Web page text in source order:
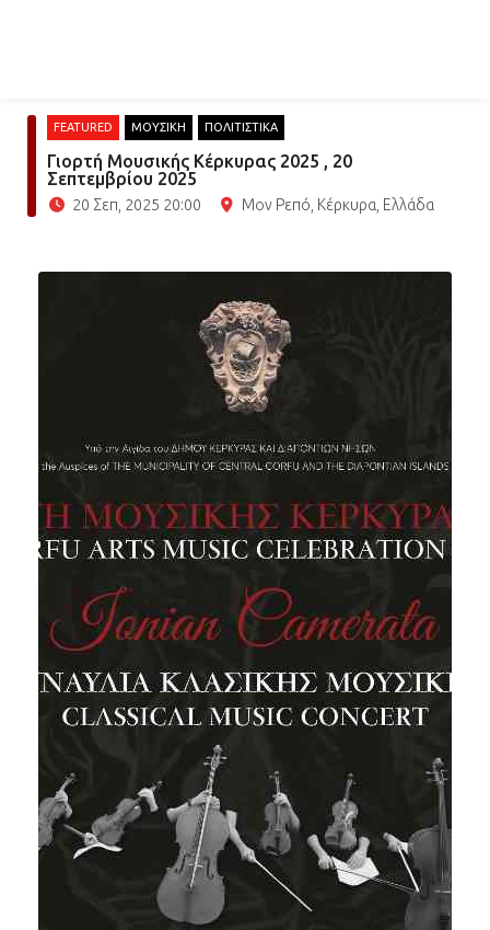
FEATURED ΜΟΥΣΙΚΗ ΠΟΛΙΤΙΣΤΙΚΑ
Γιορτή Μουσικής Κέρκυρας 2025 , 20
Σεπτεμβρίου 2025
20 Σεπ, 2025 20:00 Μον Ρεπό, Κέρκυρα, Ελλάδα